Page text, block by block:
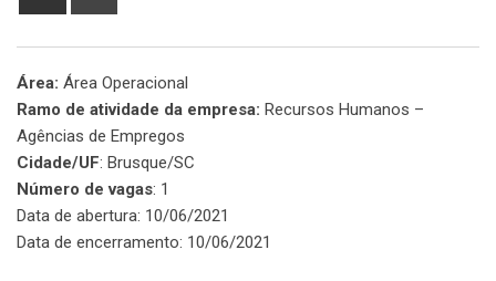
Área: Área Operacional
Ramo de atividade da empresa: Recursos Humanos –
Agências de Empregos
Cidade/UF: Brusque/SC
Número de vagas: 1
Data de abertura: 10/06/2021
Data de encerramento: 10/06/2021